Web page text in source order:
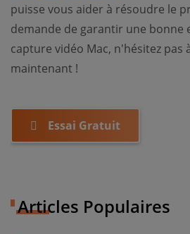
puisse vous aider à résoudre le
demande de garantir une bonne
capture vidéo Mac, n'hésitez pas
maintenant !
Essai Gratuit
Articles Populaires